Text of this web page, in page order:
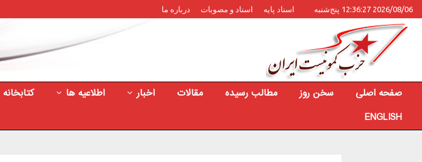
2026/08/06 12:36:27 پنج‌شنبه اسناد پایه اسناد و مصوبات درباره ما
صفحه اصلی سخن روز مطالب رسیده مقالات اخبار اطلاعیه ها کتابخانه
ENGLISH